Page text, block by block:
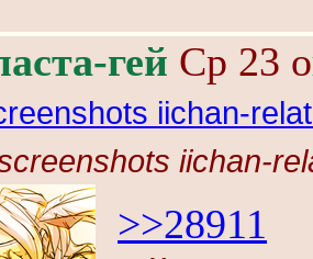
гей Ср 23
iichan-
iichan-
>>28911